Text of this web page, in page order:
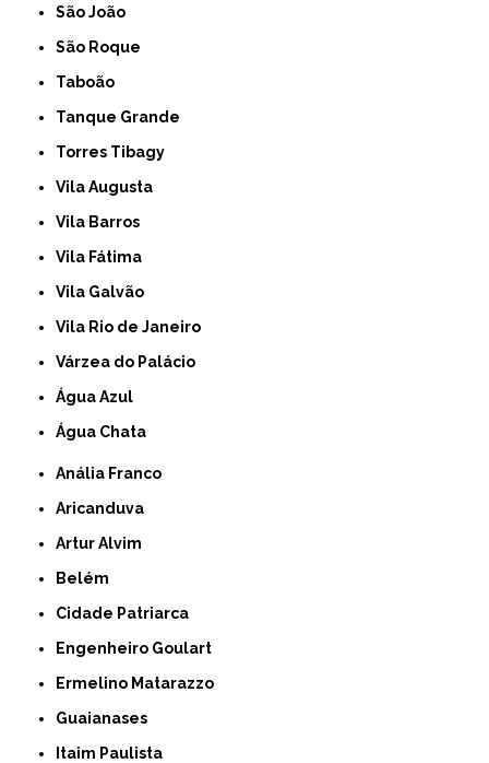
São João
São Roque
Taboão
Tanque Grande
Torres Tibagy
Vila Augusta
Vila Barros
Vila Fátima
Vila Galvão
Vila Rio de Janeiro
Várzea do Palácio
Água Azul
Água Chata
Anália Franco
Aricanduva
Artur Alvim
Belém
Cidade Patriarca
Engenheiro Goulart
Ermelino Matarazzo
Guaianases
Itaim Paulista